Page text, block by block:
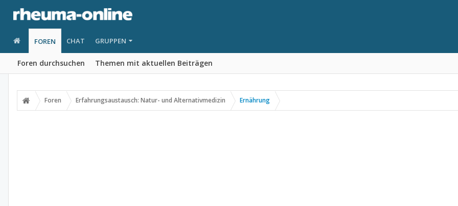
FOREN
Foren durchsuchen Themen mit aktuellen Beiträgen
CHAT GRUPPEN
Foren Erfahrungsaustausch: Natur- und Alternativmedizin Ernährung